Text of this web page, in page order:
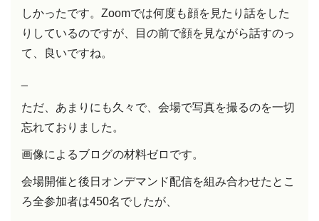
しかったです。Zoomでは何度も顔を見たり話をした
りしているのですが、目の前で顔を見ながら話すのっ
て、良いですね。
ただ、あまりにも久々で、会場で写真を撮るのを一切
忘れておりました。
画像によるブログの材料ゼロです。
会場開催と後日オンデマンド配信を組み合わせたとこ
ろ全参加者は450名でしたが、